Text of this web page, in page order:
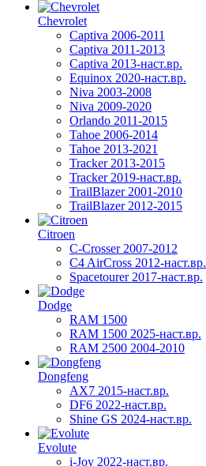
Chevrolet
Captiva 2006-2011
Captiva 2011-2013
Captiva 2013-наст.вр.
Equinox 2020-наст.вр.
Niva 2003-2008
Niva 2009-2020
Orlando 2011-2015
Tahoe 2006-2014
Tahoe 2013-2021
Tracker 2013-2015
Tracker 2019-наст.вр.
TrailBlazer 2001-2010
TrailBlazer 2012-2015
Citroen
C-Crosser 2007-2012
C4 AirCross 2012-наст.вр.
Spacetourer 2017-наст.вр.
Dodge
RAM 1500
RAM 1500 2025-наст.вр.
RAM 2500 2004-2010
Dongfeng
AX7 2015-наст.вр.
DF6 2022-наст.вр.
Shine GS 2024-наст.вр.
Evolute
i-Joy 2022-наст.вр.